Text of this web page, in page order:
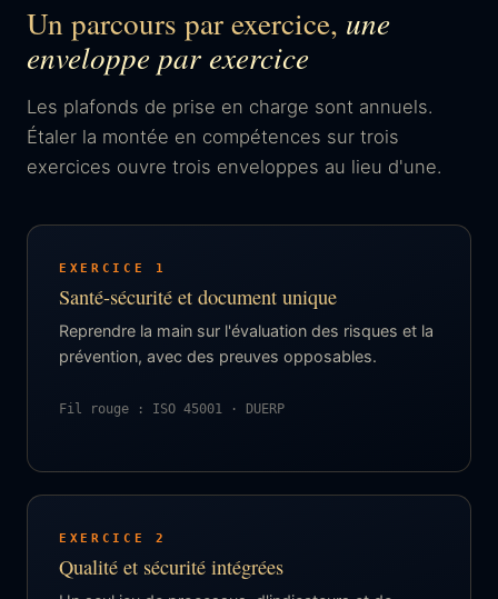
Un parcours par exercice, une
enveloppe par exercice
Les plafonds de prise en charge sont annuels.
Étaler la montée en compétences sur trois
exercices ouvre trois enveloppes au lieu d'une.
EXERCICE 1
Santé-sécurité et document unique
Reprendre la main sur l'évaluation des risques et la
prévention, avec des preuves opposables.
Fil rouge : ISO 45001 · DUERP
EXERCICE 2
Qualité et sécurité intégrées